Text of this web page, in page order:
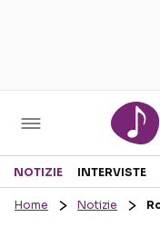
Sezioni
NOTIZIE INTERVISTE
Home Notizie